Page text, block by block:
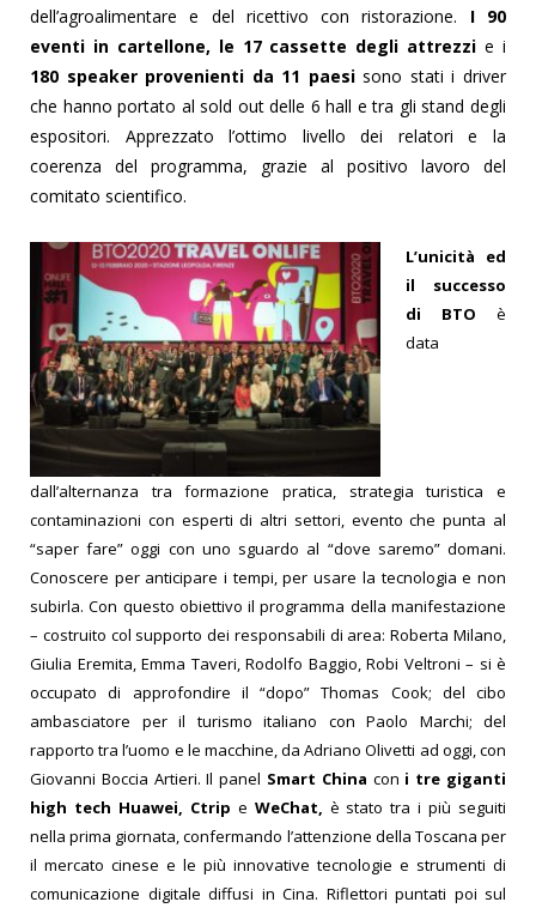
dell’agroalimentare e del ricettivo con ristorazione. I 90
eventi in cartellone, le 17 cassette degli attrezzie i
180 speaker provenienti da 11 paesisono stati i driver
che hanno portato al sold out delle 6 hall e tra gli stand degli
espositori. Apprezzato l’ottimo livello dei relatori e la
coerenza del programma, grazie al positivo lavoro del
comitato scientifico.
L’unicità ed
il successo
di BTO è
data
dall’alternanza tra formazione pratica, strategia turistica e
contaminazioni con esperti di altri settori, evento che punta al
“saper fare” oggi con uno sguardo al “dove saremo” domani.
Conoscere per anticipare i tempi, per usare la tecnologia e non
subirla. Con questo obiettivo il programma della manifestazione
– costruito col supporto dei responsabili di area: Roberta Milano,
Giulia Eremita, Emma Taveri, Rodolfo Baggio, Robi Veltroni – si è
occupato di approfondire il “dopo” Thomas Cook; del cibo
ambasciatore per il turismo italiano con Paolo Marchi; del
rapporto tra l’uomo e le macchine, da Adriano Olivetti ad oggi, con
Giovanni Boccia Artieri. Il panel Smart China con i tre giganti
high tech Huawei, Ctrip e WeChat, è stato tra i più seguiti
nella prima giornata, confermando l’attenzione della Toscana per
il mercato cinese e le più innovative tecnologie e strumenti di
comunicazione digitale diffusi in Cina. Riflettori puntati poi sul